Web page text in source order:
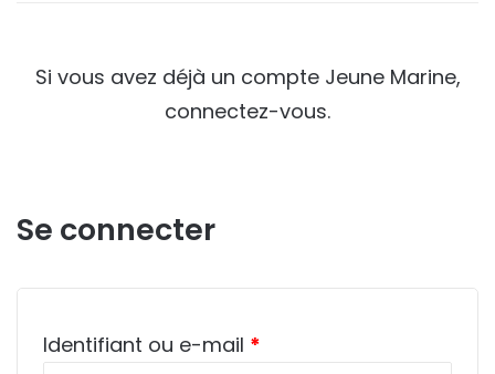
Si vous avez déjà un compte Jeune Marine,
connectez-vous.
Se connecter
Identifiant ou e-mail *